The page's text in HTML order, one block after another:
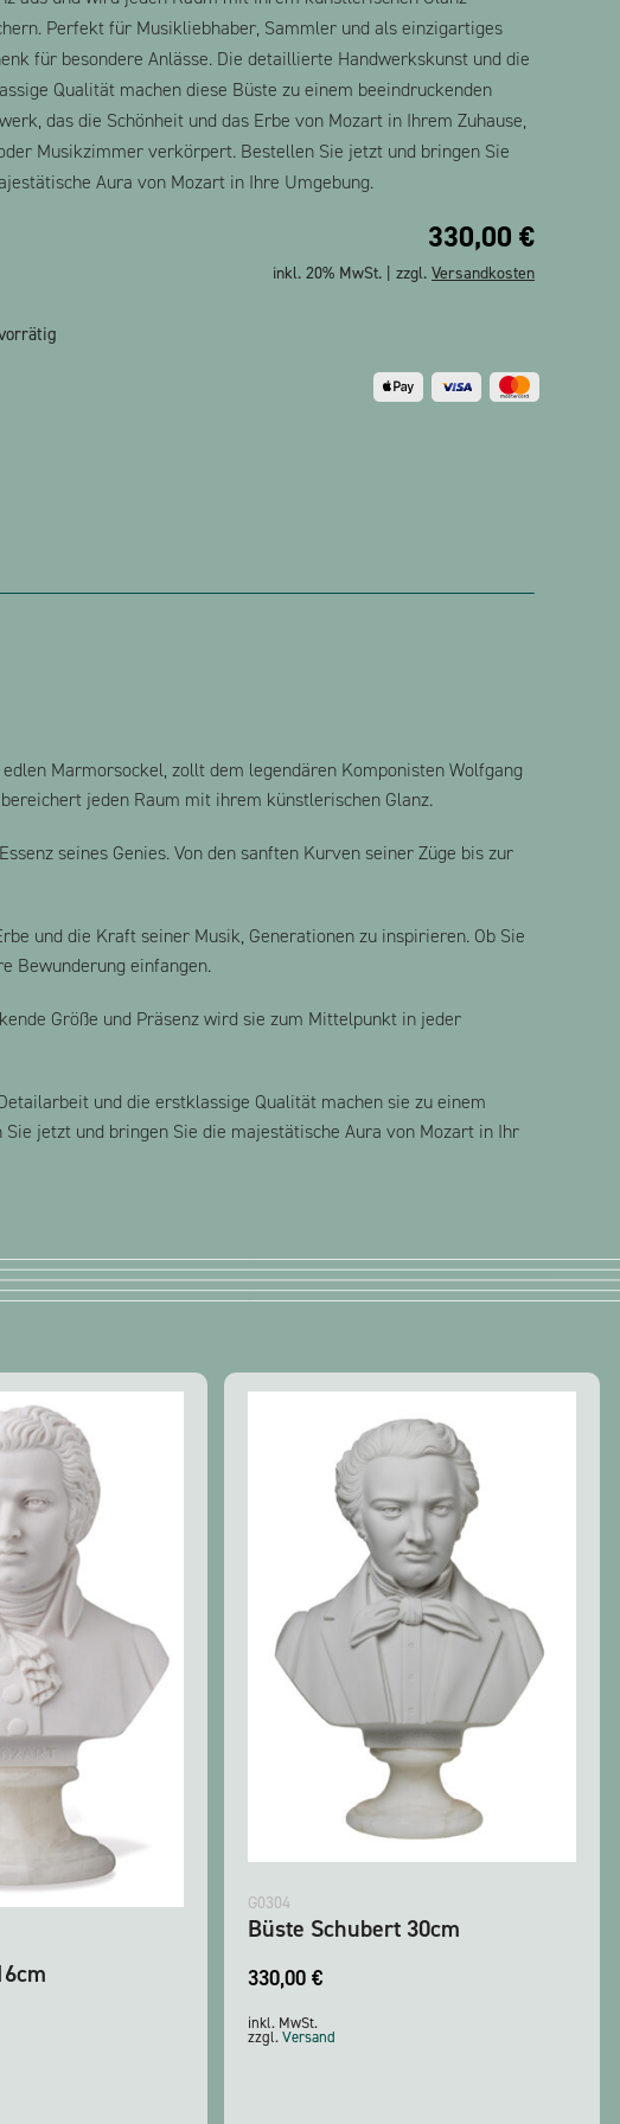
Perfekt für Musikliebhaber, Sammler und als einzigartiges
für besondere Anlässe. Die detaillierte Handwerkskunst und die
Qualität machen diese Büste zu einem beeindruckenden
das die Schönheit und das Erbe von Mozart in Ihrem Zuhause,
Musikzimmer verkörpert. Bestellen Sie jetzt und bringen Sie
Aura von Mozart in Ihre Umgebung.
330,00 €
inkl. 20% MwSt. | zzgl. Versandkosten
Marmorsockel, zollt dem legendären Komponisten Wolfgang
jeden Raum mit ihrem künstlerischen Glanz.
seines Genies. Von den sanften Kurven seiner Züge bis zur
und die Kraft seiner Musik, Generationen zu inspirieren. Ob Sie
Bewunderung einfangen.
Größe und Präsenz wird sie zum Mittelpunkt in jeder
und die erstklassige Qualität machen sie zu einem
jetzt und bringen Sie die majestätische Aura von Mozart in Ihr
G0304
Büste Schubert 30cm
330,00 €
inkl. MwSt.
zzgl.Versand